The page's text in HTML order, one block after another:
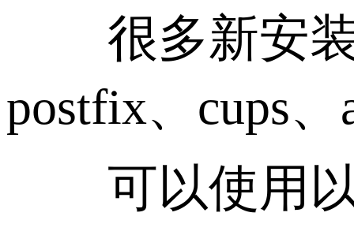
很多新安装
postfix、cups
可以使用以